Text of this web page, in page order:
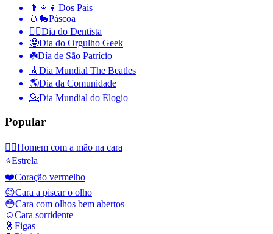
👨‍👧‍👦 Dos Pais
🥚🐇Páscoa
👨‍⚕️Dia do Dentista
🤓Dia do Orgulho Geek
☘️Día de São Patrício
🎸 Dia Mundial The Beatles
🌎Dia da Comunidade
💁Dia Mundial do Elogio
Popular
🤦‍♂️Homem com a mão na cara
⭐Estrela
❤️Coração vermelho
😉Cara a piscar o olho
😳Cara com olhos bem abertos
☺️Cara sorridente
🤞 Figas